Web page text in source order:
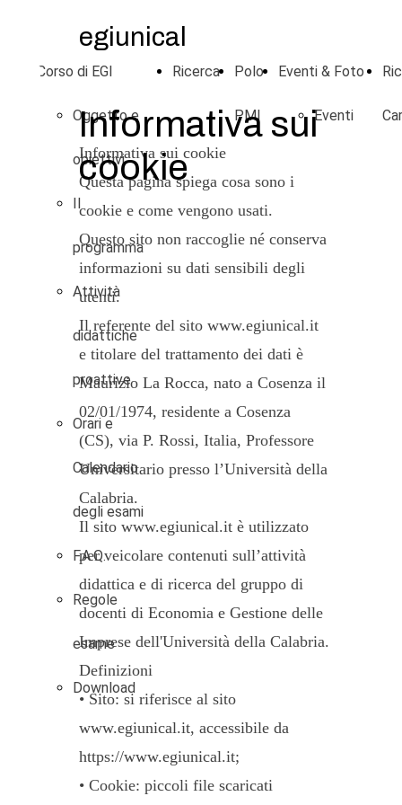
egiunical
Corso di EGI
Oggetto e
obiettivi
Il
programma
Attività
didattiche
proattive
Orari e
Calendario
degli esami
F.A.Q.
Regole
esame
Download
Ricerca Polo
PMI
Eventi & Foto
Eventi
Informativa sui
cookie
Informativa sui cookie
Questa pagina spiega cosa sono i
cookie e come vengono usati.
Questo sito non raccoglie né conserva
informazioni su dati sensibili degli
utenti.
Il referente del sito www.egiunical.it
e titolare del trattamento dei dati è
Maurizio La Rocca, nato a Cosenza il
02/01/1974, residente a Cosenza
(CS), via P. Rossi, Italia, Professore
Universitario presso l’Università della
Calabria.
Il sito www.egiunical.it è utilizzato
per veicolare contenuti sull’attività
didattica e di ricerca del gruppo di
docenti di Economia e Gestione delle
Imprese dell'Università della Calabria.
Definizioni
• Sito: si riferisce al sito
www.egiunical.it, accessibile da
https://www.egiunical.it;
• Cookie: piccoli file scaricati